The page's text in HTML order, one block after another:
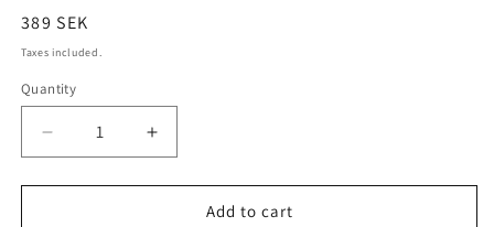
modal
Regular
price
389 SEK
Taxes included.
Quantity
Quantity
quantity
quantity
Add to cart